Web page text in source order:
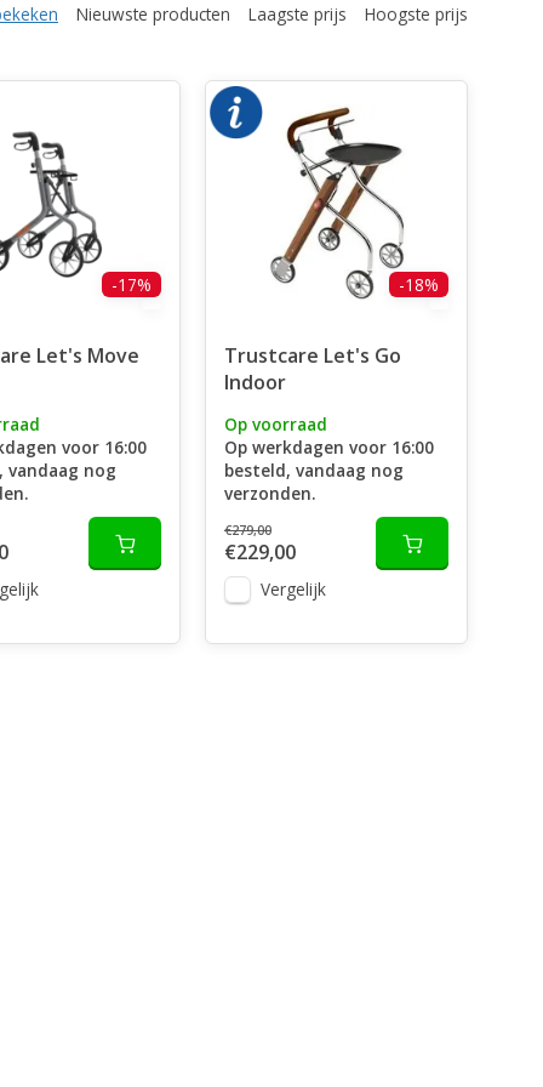
Nieuwste producten Laagste prijs Hoogste prijs
-17%
Let's Move
voor 16:00
vandaag nog
-18%
Trustcare Let's Go
Indoor
Op voorraad
Op werkdagen voor 16:00
besteld, vandaag nog
verzonden.
€279,00
€229,00
Vergelijk